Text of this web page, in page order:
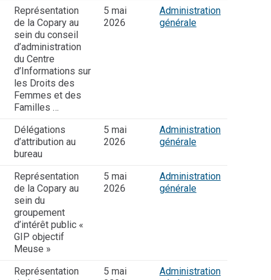
Représentation
de la Copary au
sein du conseil
d’administration
du Centre
d’Informations sur
les Droits des
Femmes et des
Familles …
5 mai
2026
Administration
générale
Délégations
d’attribution au
bureau
5 mai
2026
Administration
générale
Représentation
de la Copary au
sein du
groupement
d’intérêt public «
GIP objectif
Meuse »
5 mai
2026
Administration
générale
Représentation
5 mai
Administration